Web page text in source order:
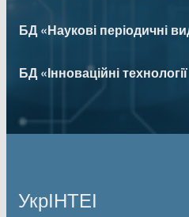
БД «Наукові періодичні
БД «Інноваційні
УкрІНТЕІ